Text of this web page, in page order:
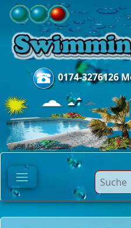
0174-3276126